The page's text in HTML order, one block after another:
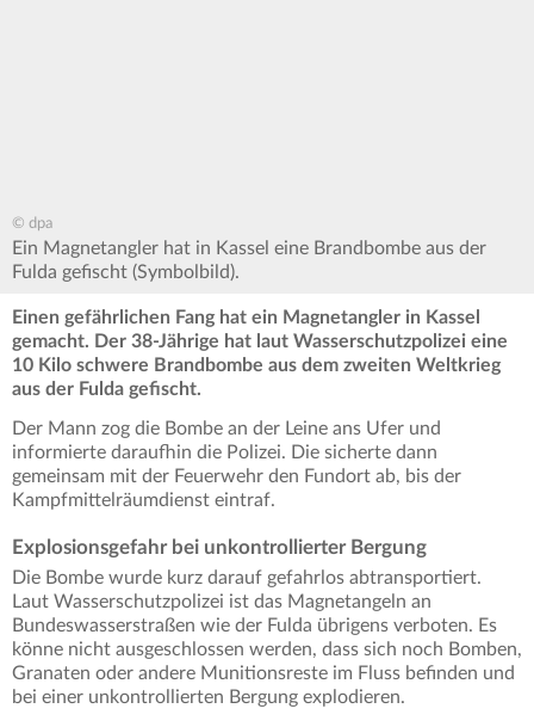
© dpa
Ein Magnetangler hat in Kassel eine Brandbombe aus der
Fulda gefischt (Symbolbild).
Einen gefährlichen Fang hat ein Magnetangler in Kassel
gemacht. Der 38-Jährige hat laut Wasserschutzpolizei eine
10 Kilo schwere Brandbombe aus dem zweiten Weltkrieg
aus der Fulda gefischt.
Der Mann zog die Bombe an der Leine ans Ufer und
informierte daraufhin die Polizei. Die sicherte dann
gemeinsam mit der Feuerwehr den Fundort ab, bis der
Kampfmittelräumdienst eintraf.
Explosionsgefahr bei unkontrollierter Bergung
Die Bombe wurde kurz darauf gefahrlos abtransportiert.
Laut Wasserschutzpolizei ist das Magnetangeln an
Bundeswasserstraßen wie der Fulda übrigens verboten. Es
könne nicht ausgeschlossen werden, dass sich noch Bomben,
Granaten oder andere Munitionsreste im Fluss befinden und
bei einer unkontrollierten Bergung explodieren.